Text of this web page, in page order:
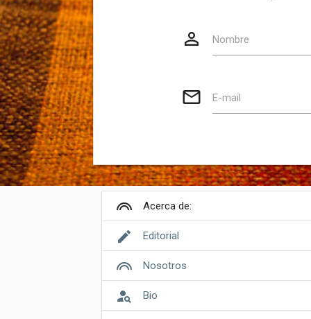
person_outline Nombre
mail_outline E-mail
looks Acerca de:
edit Editorial
looks Nosotros
person_search Bio